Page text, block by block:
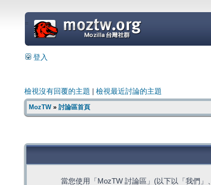
=
登入
檢視沒有回覆的主題 檢視最近討論的主題
MozTW» 討論區首頁
當您使用「MozTW 討論區」(以下以「我們